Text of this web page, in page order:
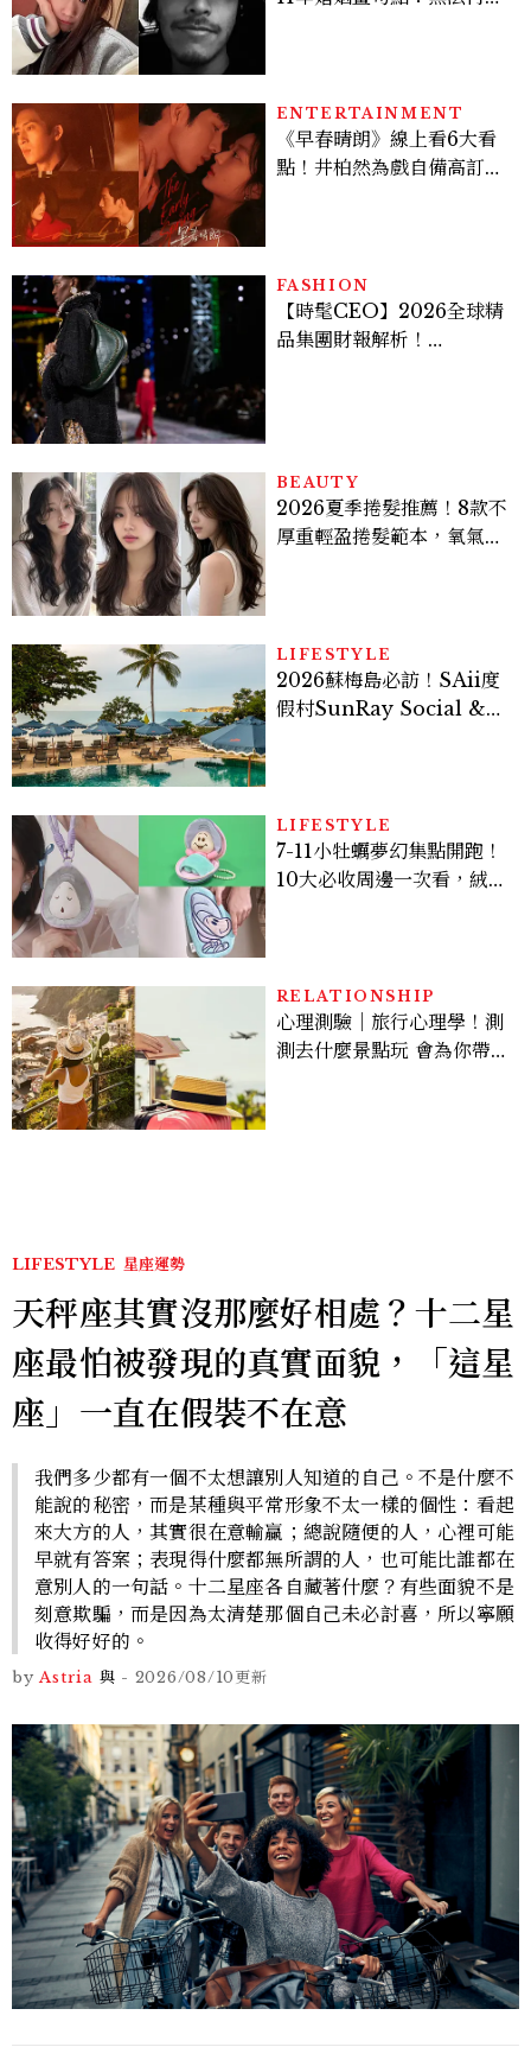
ENTERTAINMENT
《早春晴朗》線上看6大看
點！井柏然為戲自備高訂，
FASHION
【時髦CEO】2026全球精
品集團財報解析！
BEAUTY
2026夏季捲髮推薦！8款不
厚重輕盈捲髮範本，氧氣層
LIFESTYLE
2026蘇梅島必訪！SAii度
假村SunRay Social &
LIFESTYLE
7-11小牡蠣夢幻集點開跑！
10大必收周邊一次看，絨毛
RELATIONSHIP
心理測驗｜旅行心理學！測
測去什麼景點玩 會為你帶來
LIFESTYLE 星座運勢
天秤座其實沒那麼好相處？十二星
座最怕被發現的真實面貌，「這星
座」一直在假裝不在意
我們多少都有一個不太想讓別人知道的自己。不是什麼不
能說的秘密，而是某種與平常形象不太一樣的個性：看起
來大方的人，其實很在意輸贏；總說隨便的人，心裡可能
早就有答案；表現得什麼都無所謂的人，也可能比誰都在
意別人的一句話。十二星座各自藏著什麼？有些面貌不是
刻意欺騙，而是因為太清楚那個自己未必討喜，所以寧願
收得好好的。
by Astria 與 - 2026/08/10更新